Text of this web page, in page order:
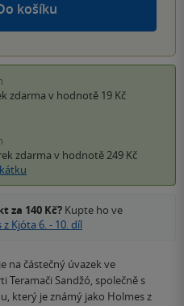
košíku
zdarma v hodnotě 19 Kč
zdarma v hodnotě 249 Kč
za 140 Kč? Kupte ho ve
Kjóta 6. - 10. díl
na částečný úvazek ve
Sandžó, společně s
který je známý jako Holmes z